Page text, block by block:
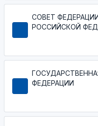
СОВЕТ
РОССИЙСКОЙ
ФЕДЕРАЦИИ